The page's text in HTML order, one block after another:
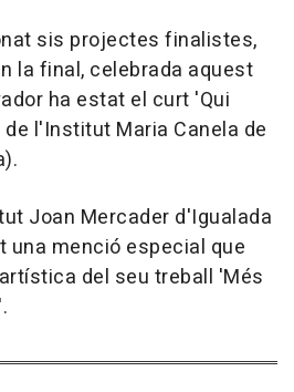
sis projectes finalistes,
la final, celebrada aquest
ha estat el curt 'Qui
l'Institut Maria Canela de
Joan Mercader d'Igualada
una menció especial que
del seu treball 'Més